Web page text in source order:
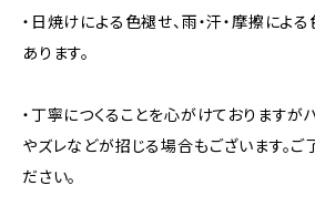
・日焼けによる色褪せ、雨・汗・摩擦によ
あります。
・丁寧につくることを心がけておりますが
やズレなどが招じる場合もございます。ご
ださい。